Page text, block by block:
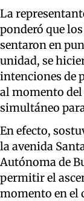
La
ponderó que
sentaron en
unidad, se
intenciones de
al momento
simultáneo
En efecto,
la avenida
Autónoma de
permitir el
momento en el